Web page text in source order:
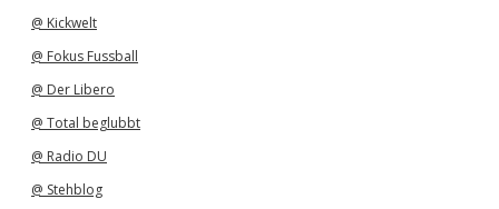
@ Kickwelt
@ Fokus Fussball
@ Der Libero
@ Total beglubbt
@ Radio DU
@ Stehblog